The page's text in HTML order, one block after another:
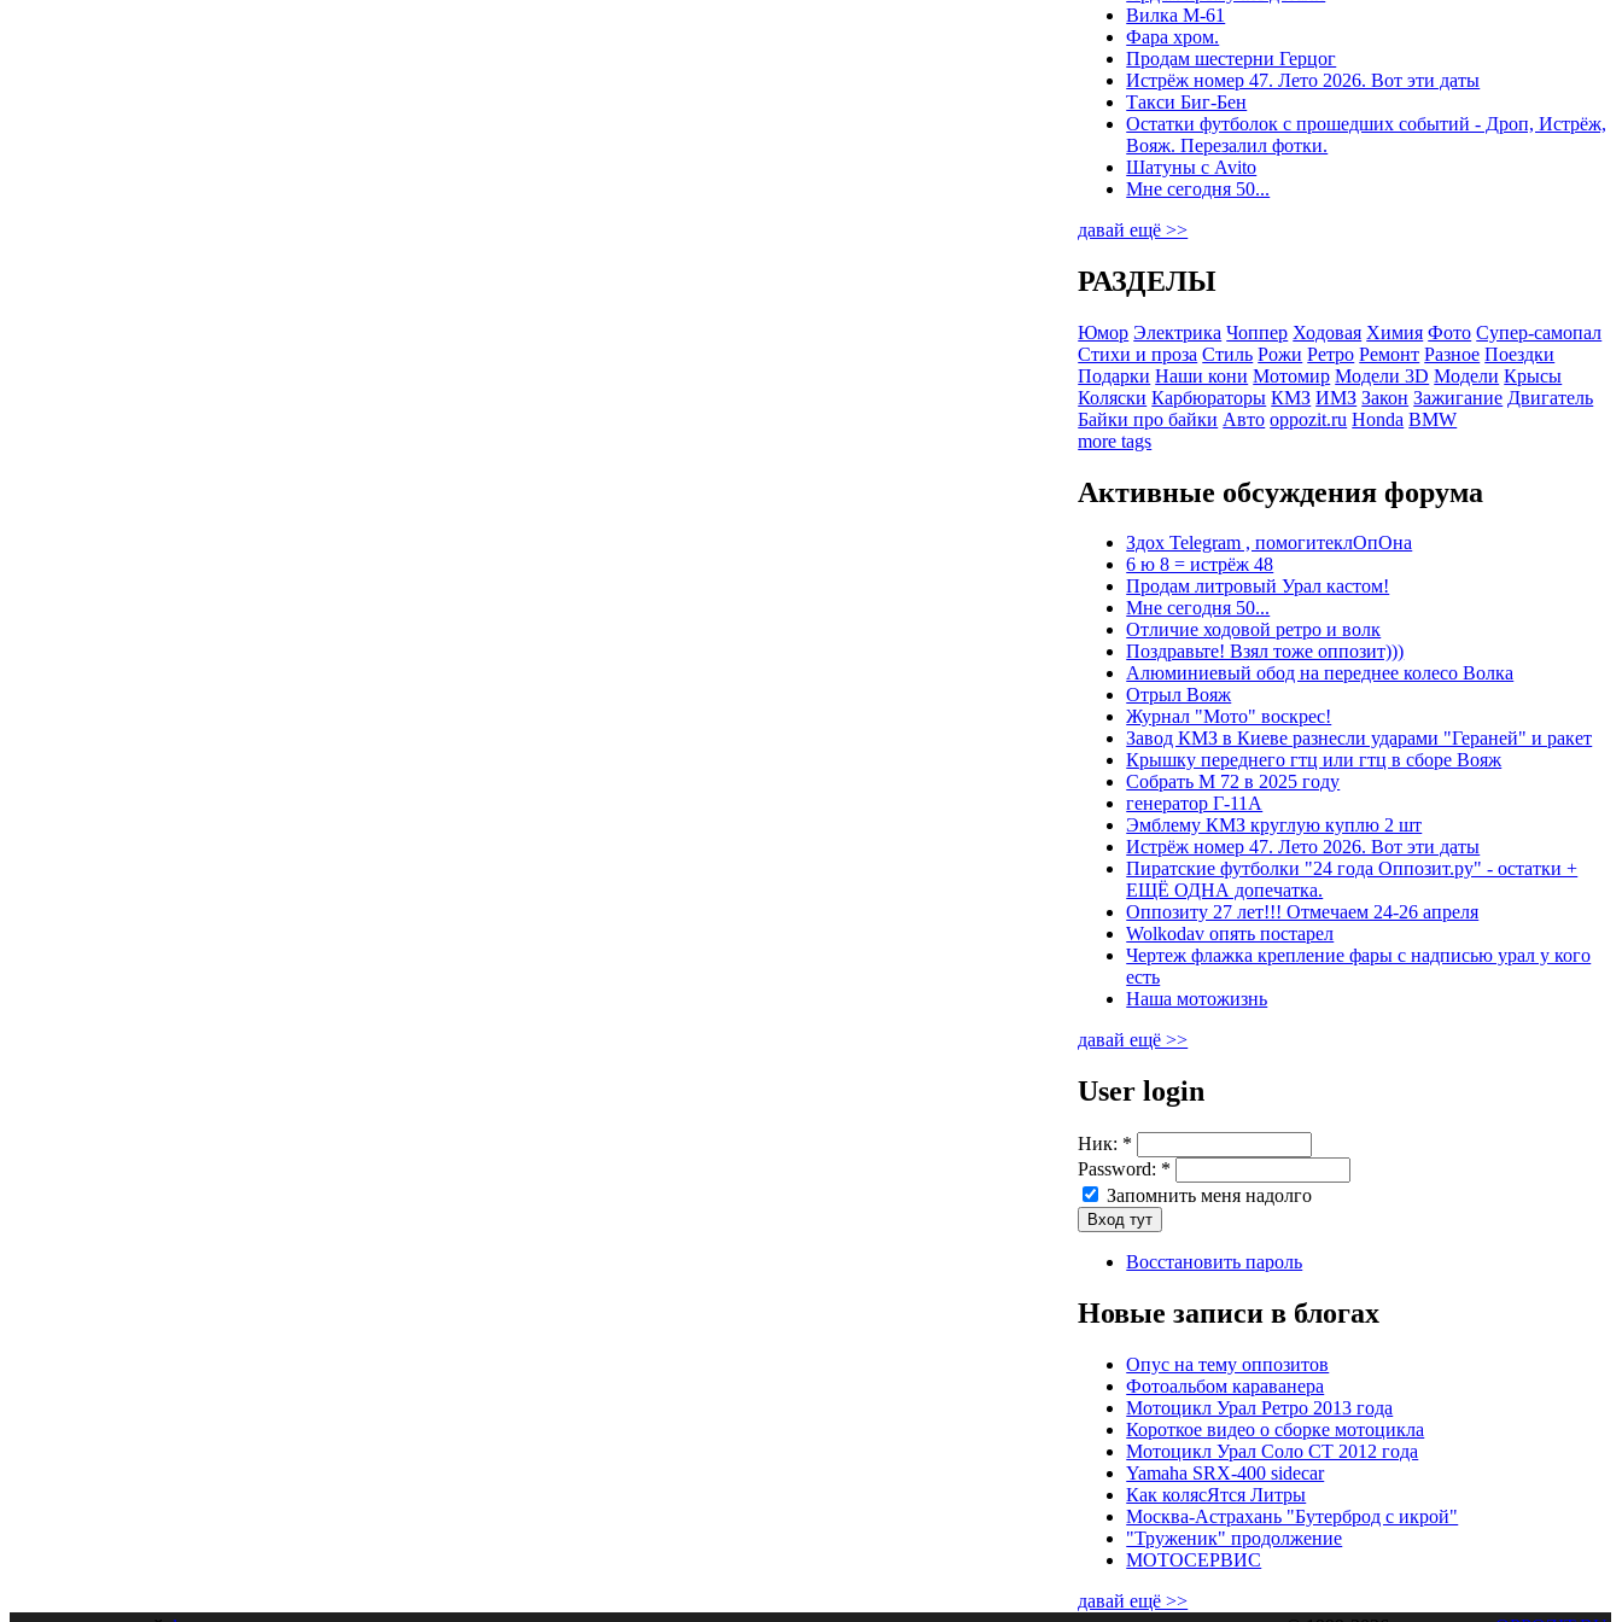
Вилка М-61
Фара хром.
Продам шестерни Герцог
Истрёж номер 47. Лето 2026. Вот эти даты
Такси Биг-Бен
Остатки футболок с прошедших событий - Дроп, Истрёж,
Вояж. Перезалил фотки.
Шатуны с Avito
Мне сегодня 50...
давай ещё >>
РАЗДЕЛЫ
Юмор Электрика Чоппер Ходовая Химия Фото Супер-самопал
Стихи и проза Стиль Рожи Ретро Ремонт Разное Поездки
Подарки Наши кони Мотомир Модели 3D Модели Крысы
Коляски Карбюраторы КМЗ ИМЗ Закон Зажигание Двигатель
Байки про байки Авто oppozit.ru Honda BMW
more tags
Активные обсуждения форума
Здох Telegram , помогитеклОпОна
6 ю 8 = истрёж 48
Продам литровый Урал кастом!
Мне сегодня 50...
Отличие ходовой ретро и волк
Поздравьте! Взял тоже оппозит)))
Алюминиевый обод на переднее колесо Волка
Отрыл Вояж
Журнал "Мото" воскрес!
Завод КМЗ в Киеве разнесли ударами "Гераней" и ракет
Крышку переднего гтц или гтц в сборе Вояж
Собрать М 72 в 2025 году
генератор Г-11А
Эмблему КМЗ круглую куплю 2 шт
Истрёж номер 47. Лето 2026. Вот эти даты
Пиратские футболки "24 года Оппозит.ру" - остатки +
ЕЩЁ ОДНА допечатка.
Оппозиту 27 лет!!! Отмечаем 24-26 апреля
Wolkodav опять постарел
Чертеж флажка крепление фары с надписью урал у кого
есть
Наша мотожизнь
давай ещё >>
User login
Ник: *
Password: *
Запомнить меня надолго
Восстановить пароль
Новые записи в блогах
Опус на тему оппозитов
Фотоальбом караванера
Мотоцикл Урал Ретро 2013 года
Короткое видео о сборке мотоцикла
Мотоцикл Урал Соло СТ 2012 года
Yamaha SRX-400 sidecar
Как колясЯтся Литры
Москва-Астрахань "Бутерброд с икрой"
"Труженик" продолжение
МОТОСЕРВИС
давай ещё >>